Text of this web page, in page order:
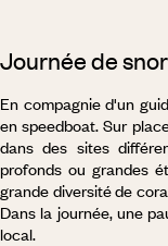
Journée de
En compagnie d'un
en speedboat. Sur
dans des sites
profonds ou grandes
grande diversité de
Dans la journée, une
local.